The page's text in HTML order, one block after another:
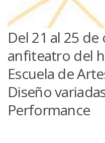
Del 21 al 25
anfiteatro del
Escuela de
Diseño
Performance